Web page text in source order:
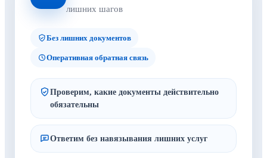
лишних шагов
Без лишних документов
Оперативная обратная связь
Проверим, какие документы действительно
обязательны
Ответим без навязывания лишних услуг